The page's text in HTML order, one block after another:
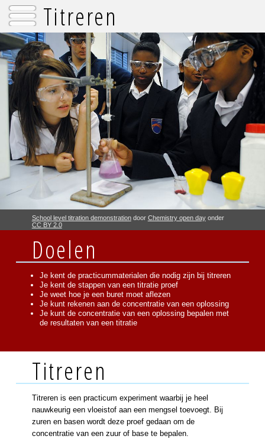
Titreren
School level titration demonstrationdoor Chemistry open dayonder
CC BY 2.0
Doelen
Je kent de practicummaterialen die nodig zijn bij titreren
Je kent de stappen van een titratie proef
Je weet hoe je een buret moet aflezen
Je kunt rekenen aan de concentratie van een oplossing
Je kunt de concentratie van een oplossing bepalen met
de resultaten van een titratie
Titreren
Titreren is een practicum experiment waarbij je heel
nauwkeurig een vloeistof aan een mengsel toevoegt. Bij
zuren en basen wordt deze proef gedaan om de
concentratie van een zuur of base te bepalen.